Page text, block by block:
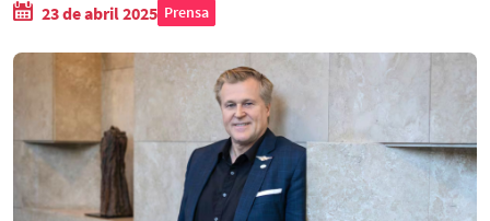
23 de abril 2025 Prensa